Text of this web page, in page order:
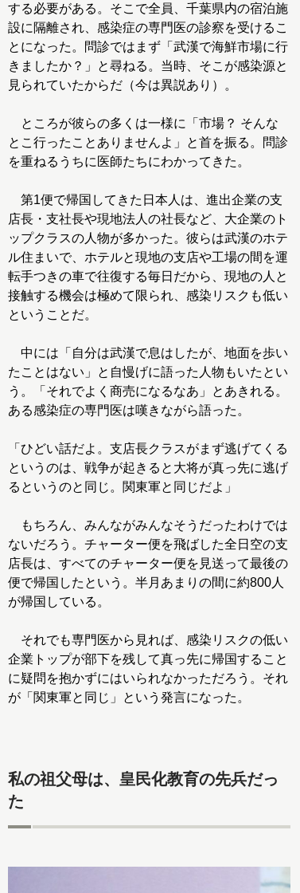
する必要がある。そこで全員、千葉県内の宿泊施
設に隔離され、感染症の専門医の診察を受けるこ
とになった。問診ではまず「武漢で海鮮市場に行
きましたか？」と尋ねる。当時、そこが感染源と
見られていたからだ（今は異説あり）。
ところが彼らの多くは一様に「市場？ そんな
とこ行ったことありませんよ」と首を振る。問診
を重ねるうちに医師たちにわかってきた。
第1便で帰国してきた日本人は、進出企業の支
店長・支社長や現地法人の社長など、大企業のト
ップクラスの人物が多かった。彼らは武漢のホテ
ル住まいで、ホテルと現地の支店や工場の間を運
転手つきの車で往復する毎日だから、現地の人と
接触する機会は極めて限られ、感染リスクも低い
ということだ。
中には「自分は武漢で息はしたが、地面を歩い
たことはない」と自慢げに語った人物もいたとい
う。「それでよく商売になるなあ」とあきれる。
ある感染症の専門医は嘆きながら語った。
「ひどい話だよ。支店長クラスがまず逃げてくる
というのは、戦争が起きると大将が真っ先に逃げ
るというのと同じ。関東軍と同じだよ」
もちろん、みんながみんなそうだったわけでは
ないだろう。チャーター便を飛ばした全日空の支
店長は、すべてのチャーター便を見送って最後の
便で帰国したという。半月あまりの間に約800人
が帰国している。
それでも専門医から見れば、感染リスクの低い
企業トップが部下を残して真っ先に帰国すること
に疑問を抱かずにはいられなかっただろう。それ
が「関東軍と同じ」という発言になった。
私の祖父母は、皇民化教育の先兵だっ
た